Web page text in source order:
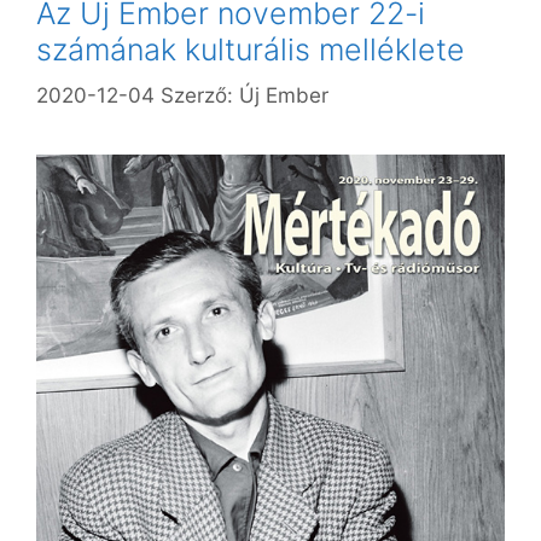
Az Új Ember november 22-i
számának kulturális melléklete
2020-12-04 Szerző: Új Ember